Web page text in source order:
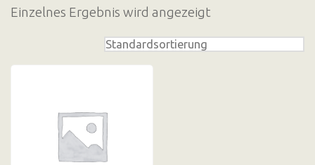
Einzelnes Ergebnis wird angezeigt